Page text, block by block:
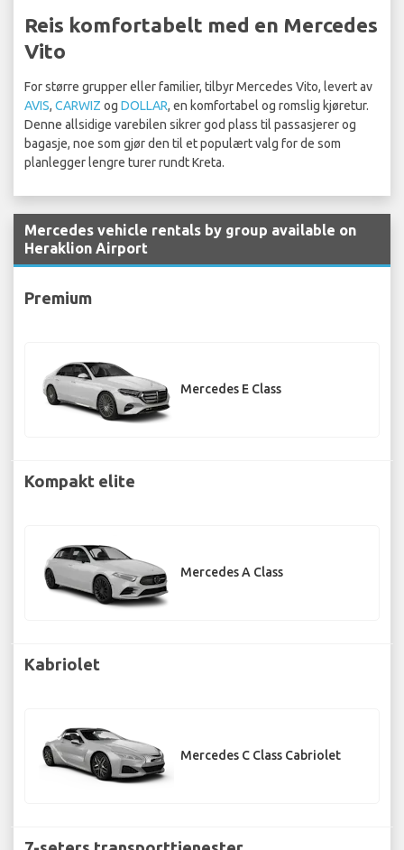
Reis komfortabelt med en Mercedes
Vito
For større grupper eller familier, tilbyr Mercedes Vito, levert av
AVIS, CARWIZ og DOLLAR, en komfortabel og romslig kjøretur.
Denne allsidige varebilen sikrer god plass til passasjerer og
bagasje, noe som gjør den til et populært valg for de som
planlegger lengre turer rundt Kreta.
Mercedes vehicle rentals by group available on
Heraklion Airport
Premium
Mercedes E Class
Kompakt elite
Mercedes A Class
Kabriolet
Mercedes C Class Cabriolet